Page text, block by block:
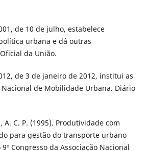
de 10 de julho, estabelece
urbana e dá outras
da União.
de 3 de janeiro de 2012, institui as
de Mobilidade Urbana. Diário
A. C. P. (1995). Produtividade com
para gestão do transporte urbano
Congresso da Associação Nacional